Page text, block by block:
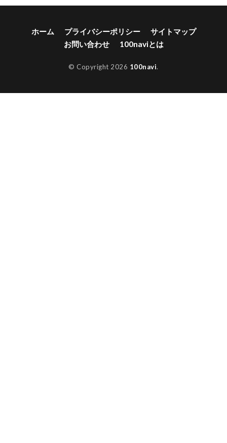
ホーム プライバシーポリシー
サイトマップ
お問い合わせ
100naviとは
© Copyright 2026 100navi.